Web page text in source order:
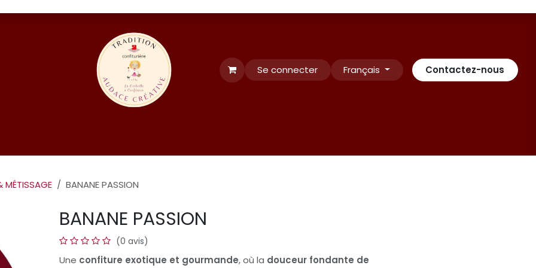
Se connecter Français Contactez-nous
MÉTISSAGE BANANE PASSION
BANANE PASSION
(0 avis)
Une confiture exotique et gourmande, où la douceur fondante de